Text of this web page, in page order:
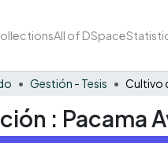
All of DSpace
Gestión - Tesis
: Pacama